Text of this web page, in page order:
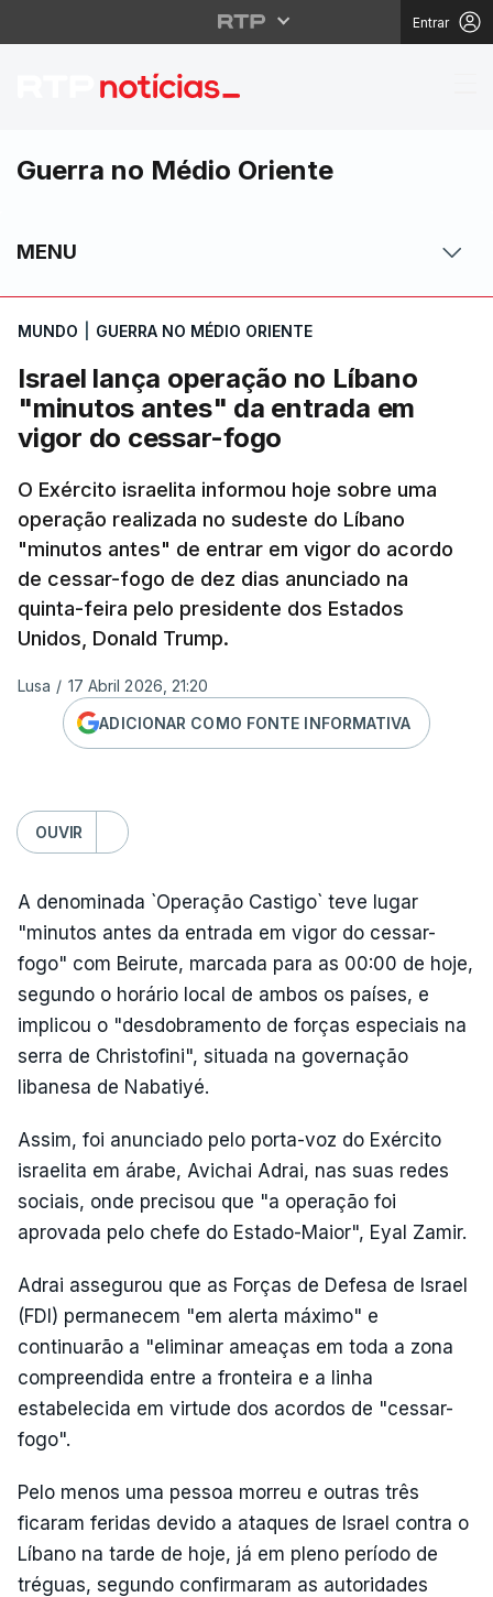
Entrar
Israel lança
Guerra no Médio Oriente
MENU
MUNDO GUERRA NO MÉDIO ORIENTE
Israel lança operação no Líbano
"minutos antes" da entrada em
vigor do cessar-fogo
O Exército israelita informou hoje sobre uma
operação realizada no sudeste do Líbano
"minutos antes" de entrar em vigor do acordo
de cessar-fogo de dez dias anunciado na
quinta-feira pelo presidente dos Estados
Unidos, Donald Trump.
Lusa / 17 Abril 2026, 21:20
ADICIONAR COMO FONTE INFORMATIVA
OUVIR
A denominada `Operação Castigo` teve lugar
"minutos antes da entrada em vigor do cessar-
fogo" com Beirute, marcada para as 00:00 de hoje,
segundo o horário local de ambos os países, e
implicou o "desdobramento de forças especiais na
serra de Christofini", situada na governação
libanesa de Nabatiyé.
Assim, foi anunciado pelo porta-voz do Exército
israelita em árabe, Avichai Adrai, nas suas redes
sociais, onde precisou que "a operação foi
aprovada pelo chefe do Estado-Maior", Eyal Zamir.
Adrai assegurou que as Forças de Defesa de Israel
(FDI) permanecem "em alerta máximo" e
continuarão a "eliminar ameaças em toda a zona
compreendida entre a fronteira e a linha
estabelecida em virtude dos acordos de "cessar-
fogo".
Pelo menos uma pessoa morreu e outras três
ficaram feridas devido a ataques de Israel contra o
Líbano na tarde de hoje, já em pleno período de
tréguas, segundo confirmaram as autoridades